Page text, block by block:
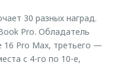
30 разных наград.
Pro. Обладатель
16 Pro Max, третьего —
с 4-го по 10-е,